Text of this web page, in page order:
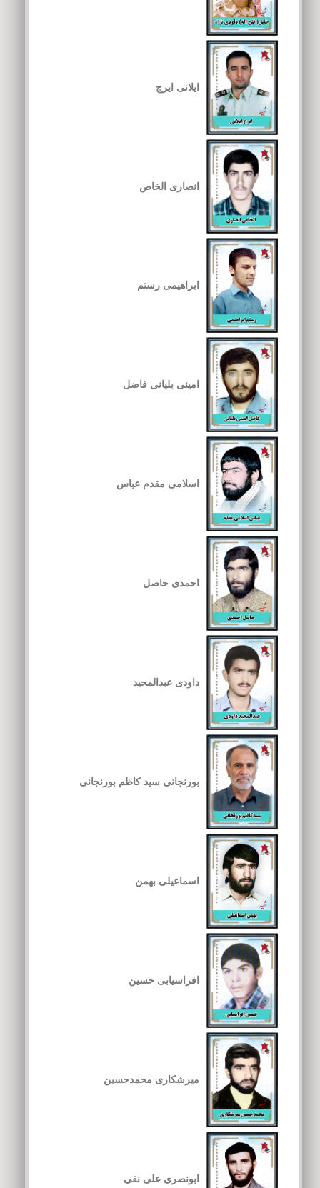
ایلانی ایرج
انصاری الخاص
ابراهیمی رستم
امینی بلیانی فاضل
اسلامی مقدم عباس
احمدی حاصل
داودی عبدالمجید
بورنجانی سید کاظم بورنجانی
اسماعیلی بهمن
افراسیابی حسین
میرشکاری محمدحسین
ابونصری علی نقی